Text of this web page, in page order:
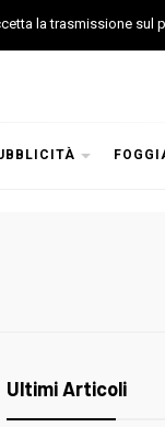
Ultimi Articoli
la trasmissione sul